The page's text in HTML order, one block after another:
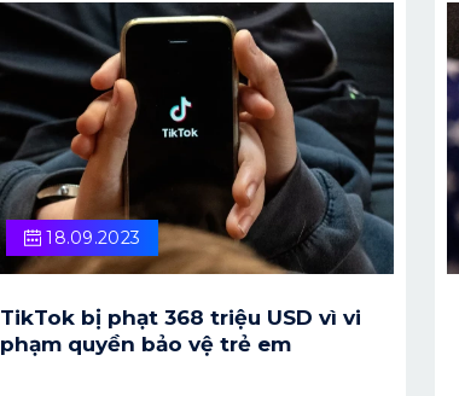
18.09.2023
TikTok bị phạt 368 triệu USD vì vi
phạm quyền bảo vệ trẻ em